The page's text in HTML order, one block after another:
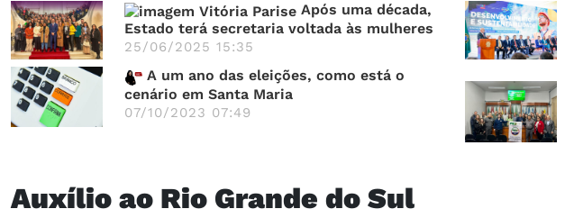
Após uma década,
Estado terá secretaria voltada às mulheres
25/06/2025 15:35
A um ano das eleições, como está o
cenário em Santa Maria
07/10/2023 07:49
Auxílio ao Rio Grande do Sul